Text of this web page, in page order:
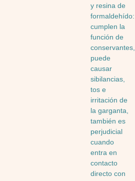
y resina de
formaldehído:
cumplen la
función de
conservantes,
puede
causar
sibilancias,
tos e
irritación de
la garganta,
también es
perjudicial
cuando
entra en
contacto
directo con